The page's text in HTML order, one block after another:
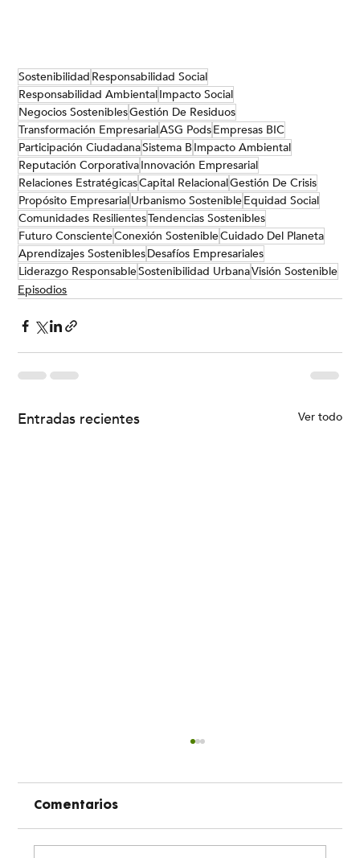
Sostenibilidad Responsabilidad Social
Responsabilidad AmbientalImpacto Social
Negocios SosteniblesGestión De Residuos
Transformación EmpresarialASG PodsEmpresas BIC
Participación CiudadanaSistema BImpacto Ambiental
Reputación CorporativaInnovación Empresarial
Relaciones EstratégicasCapital RelacionalGestión De Crisis
Propósito EmpresarialUrbanismo SostenibleEquidad Social
Comunidades ResilientesTendencias Sostenibles
Futuro ConscienteConexión SostenibleCuidado Del Planeta
Aprendizajes SosteniblesDesafíos Empresariales
Liderazgo ResponsableSostenibilidad UrbanaVisión Sostenible
Episodios
Entradas recientes Ver todo
Comentarios